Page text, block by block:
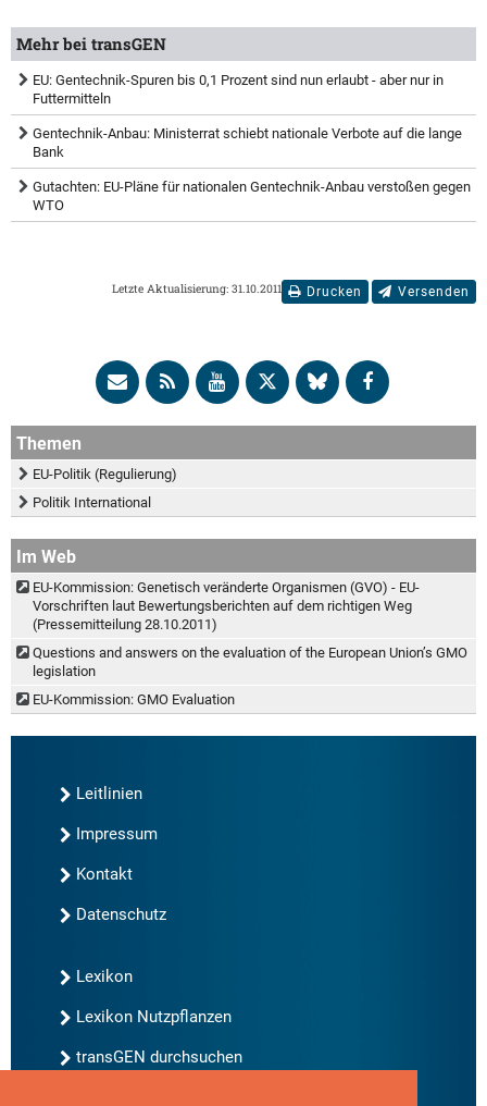
Mehr bei transGEN
EU: Gentechnik-Spuren bis 0,1 Prozent sind nun erlaubt - aber nur in
Futtermitteln
Gentechnik-Anbau: Ministerrat schiebt nationale Verbote auf die lange
Bank
Gutachten: EU-Pläne für nationalen Gentechnik-Anbau verstoßen gegen
WTO
Drucken Versenden
Letzte Aktualisierung: 31.10.2011
Themen
EU-Politik (Regulierung)
Politik International
Im Web
EU-Kommission: Genetisch veränderte Organismen (GVO) - EU-
Vorschriften laut Bewertungsberichten auf dem richtigen Weg
(Pressemitteilung 28.10.2011)
Questions and answers on the evaluation of the European Union’s GMO
legislation
EU-Kommission: GMO Evaluation
Leitlinien
Impressum
Kontakt
Datenschutz
Lexikon
Lexikon Nutzpflanzen
transGEN durchsuchen